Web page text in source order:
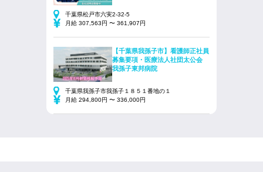
千葉県松戸市六実2-32-5
月給 307,563円 〜 361,907円
【千葉県我孫子市】看護師正社員
募集要項・医療法人社団太公会
我孫子東邦病院
千葉県我孫子市我孫子１８５１番地の１
月給 294,800円 〜 336,000円